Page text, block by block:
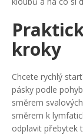
kroky
Chcete rychlý
pásky podle
směrem
směrem k
odplavit přebytek